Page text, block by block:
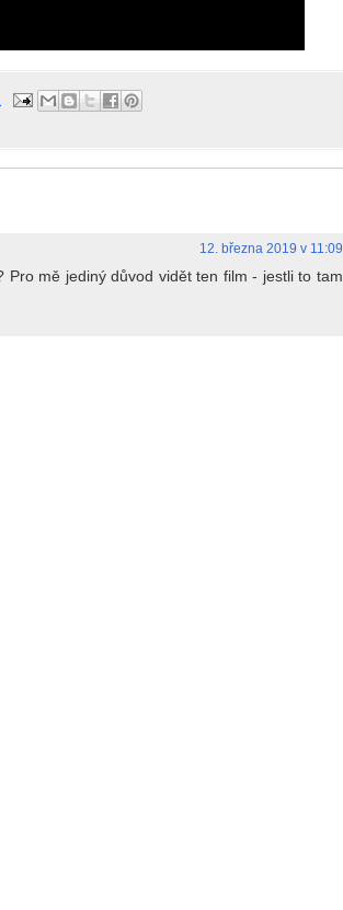
12. března 2019 v 11:09
mě jediný důvod vidět ten film - jestli to tam